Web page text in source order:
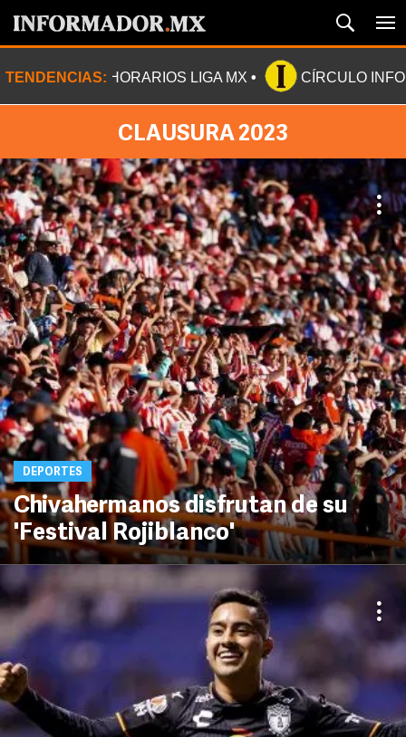
TENDENCIAS: HORARIOS LIGA MX CÍRCULO
CLAUSURA 2023
DEPORTES
Chivahermanos disfrutan de su
'Festival Rojiblanco'